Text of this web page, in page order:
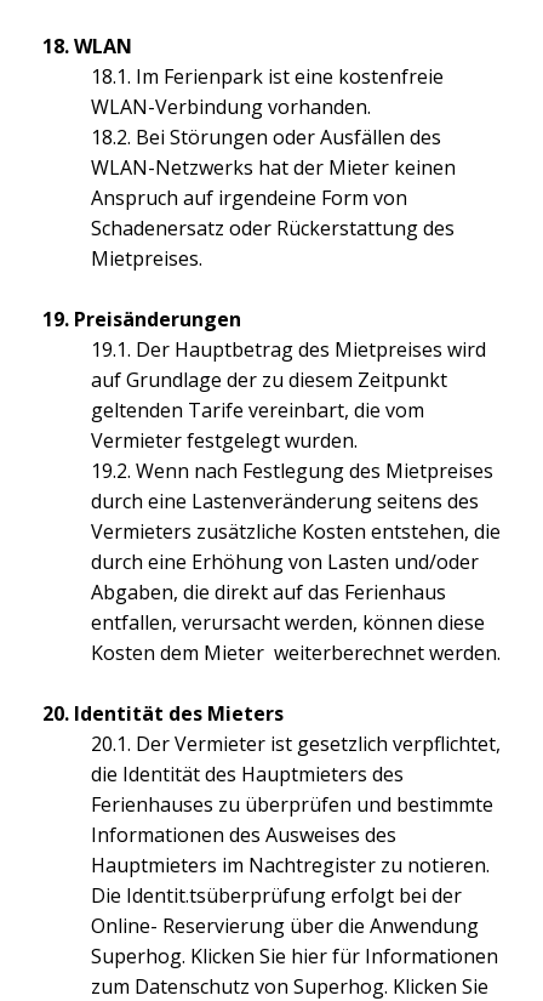
18. WLAN
18.1. Im Ferienpark ist eine kostenfreie
WLAN-Verbindung vorhanden.
18.2. Bei Störungen oder Ausfällen des
WLAN-Netzwerks hat der Mieter keinen
Anspruch auf irgendeine Form von
Schadenersatz oder Rückerstattung des
Mietpreises.
19. Preisänderungen
19.1. Der Hauptbetrag des Mietpreises wird
auf Grundlage der zu diesem Zeitpunkt
geltenden Tarife vereinbart, die vom
Vermieter festgelegt wurden.
19.2. Wenn nach Festlegung des Mietpreises
durch eine Lastenveränderung seitens des
Vermieters zusätzliche Kosten entstehen, die
durch eine Erhöhung von Lasten und/oder
Abgaben, die direkt auf das Ferienhaus
entfallen, verursacht werden, können diese
Kosten dem Mieter weiterberechnet werden.
20. Identität des Mieters
20.1. Der Vermieter ist gesetzlich verpflichtet,
die Identität des Hauptmieters des
Ferienhauses zu überprüfen und bestimmte
Informationen des Ausweises des
Hauptmieters im Nachtregister zu notieren.
Die Identit.tsüberprüfung erfolgt bei der
Online- Reservierung über die Anwendung
Superhog. Klicken Sie hier für Informationen
zum Datenschutz von Superhog. Klicken Sie